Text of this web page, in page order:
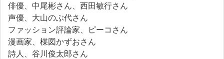
俳優、中尾彬さん、西田敏行さん
声優、大山のぶ代さん
ファッション評論家、ピーコさん
漫画家、楳図かずおさん
詩人、谷川俊太郎さん